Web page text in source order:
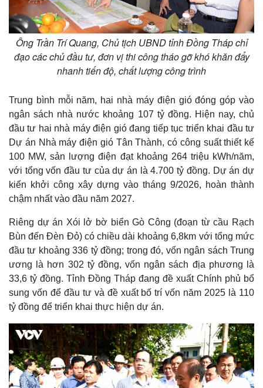
Kinh tế
Bất động sản
Thị trường
Giá vàng
Ông Trần Trí Quang, Chủ tịch UBND tỉnh Đồng Tháp chỉ
đạo các chủ đầu tư, đơn vị thi công tháo gỡ khó khăn đẩy
nhanh tiến độ, chất lượng công trình
Trung bình mỗi năm, hai nhà máy điện gió đóng góp vào
ngân sách nhà nước khoảng 107 tỷ đồng. Hiện nay, chủ
đầu tư hai nhà máy điện gió đang tiếp tục triển khai đầu tư
Dự án Nhà máy điện gió Tân Thành, có công suất thiết kế
100 MW, sản lượng điện đạt khoảng 264 triệu kWh/năm,
với tổng vốn đầu tư của dự án là 4.700 tỷ đồng. Dự án dự
kiến khởi công xây dựng vào tháng 9/2026, hoàn thành
chậm nhất vào đầu năm 2027.
Riêng dự án Xói lở bờ biển Gò Công (đoạn từ cầu Rạch
Bùn đến Đèn Đỏ) có chiều dài khoảng 6,8km với tổng mức
đầu tư khoảng 336 tỷ đồng; trong đó, vốn ngân sách Trung
ương là hơn 302 tỷ đồng, vốn ngân sách địa phương là
33,6 tỷ đồng. Tỉnh Đồng Tháp đang đề xuất Chính phủ bổ
sung vốn để đầu tư và đề xuất bố trí vốn năm 2025 là 110
tỷ đồng để triển khai thực hiện dự án.